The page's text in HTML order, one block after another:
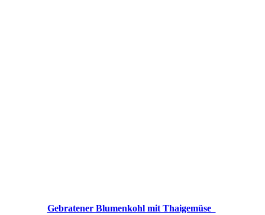
Gebratener Blumenkohl mit Thaigemüse